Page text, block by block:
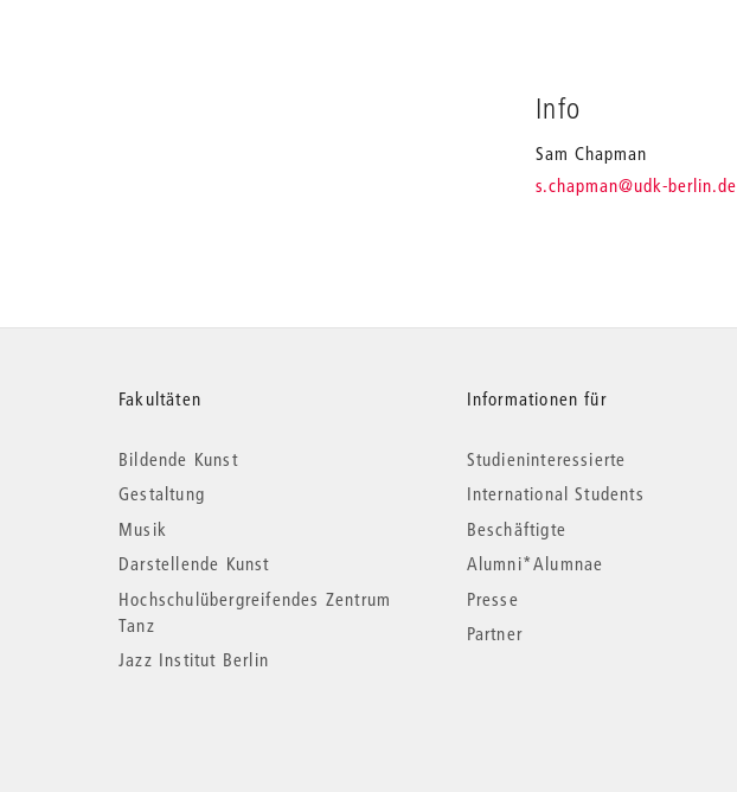
Info
Sam Chapman
s.chapman_
@udk-berlin.de
Weitere
Informationen
Fakultäten
Bildende Kunst
Gestaltung
Musik
Darstellende Kunst
Hochschulübergreifendes Zentrum
Tanz
Jazz Institut Berlin
Informationen für
Studieninteressierte
International Students
Beschäftigte
Alumni*Alumnae
Presse
Partner